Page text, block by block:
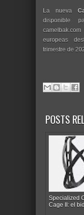
La nueva
disponible
europeas
trimestre de
POSTS
Specialized
Cage II: el